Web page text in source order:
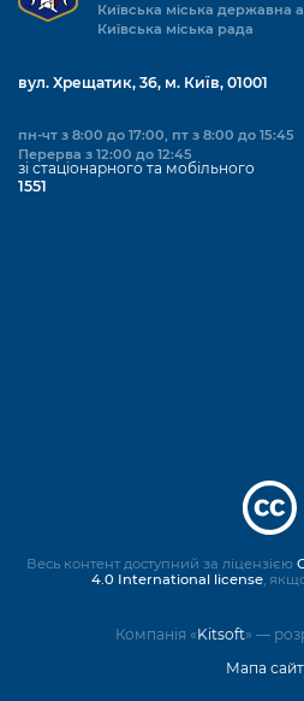
Київська міська державна
Київська міська рада
вул. Хрещатик, 36, м. Київ, 01001
пн-чт з 8:00 до 17:00, пт з 8:00 до 15:45
Перерва з 12:00 до 12:45
зі стаціонарного та мобільного
1551
Компанія «Kitsoft» —
Мапа
Весь контент доступний за ліцензією
4.0 International license,